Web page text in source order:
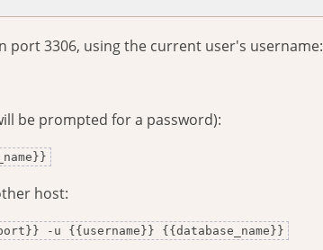
port 3306, using the current user's username:
be prompted for a password):
host:
-u {{username}} {{database_name}}